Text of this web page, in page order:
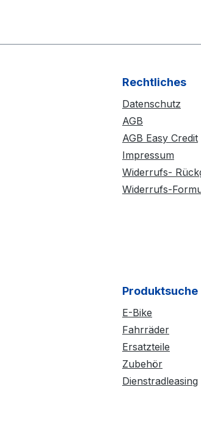
Rechtliches
Datenschutz
AGB
AGB Easy Credit
Impressum
Widerrufs-
Widerrufs-
Produktsuche
E-Bike
Fahrräder
Ersatzteile
Zubehör
Dienstradleasing